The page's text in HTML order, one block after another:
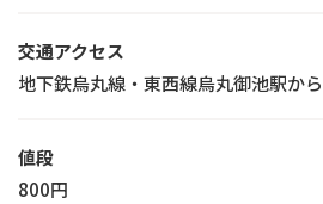
交通アクセス
地下鉄烏丸線・東西線烏丸御池駅か
値段
800円